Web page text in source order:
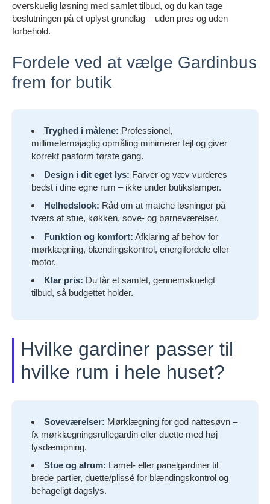
overskuelig løsning med samlet tilbud, og du kan tage
beslutningen på et oplyst grundlag – uden pres og uden
forbehold.
Fordele ved at vælge Gardinbus
frem for butik
Tryghed i målene: Professionel,
millimeternøjagtig opmåling minimerer fejl og giver
korrekt pasform første gang.
Design i dit eget lys: Farver og væv vurderes
bedst i dine egne rum – ikke under butikslamper.
Helhedslook: Råd om at matche løsninger på
tværs af stue, køkken, sove- og børneværelser.
Funktion og komfort: Afklaring af behov for
mørklægning, blændingskontrol, energifordele eller
motor.
Klar pris: Du får et samlet, gennemskueligt
tilbud, så budgettet holder.
Hvilke gardiner passer til
hvilke rum i hele huset?
Soveværelser: Mørklægning for god nattesøvn –
fx mørklægningsrullegardin eller duette med høj
lysdæmpning.
Stue og alrum: Lamel- eller panelgardiner til
brede partier, duette/plissé for blændingskontrol og
behageligt dagslys.